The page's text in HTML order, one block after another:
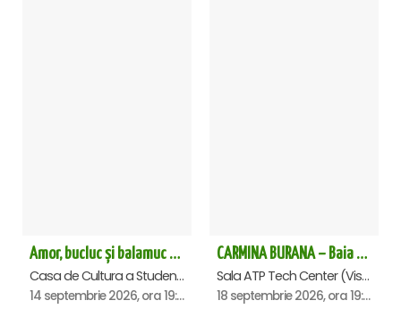
Amor, bucluc și balamuc - Premiera națională - Cluj Napoca
Casa de Cultura a Studentilor Dumitru Farcas, Cluj-Napoca
14 septembrie 2026, ora 19:30
CARMINA BURANA – Baia Mare
Sala ATP Tech Center (Vis a vis de Auchan), Baia-Mare
18 septembrie 2026, ora 19:00